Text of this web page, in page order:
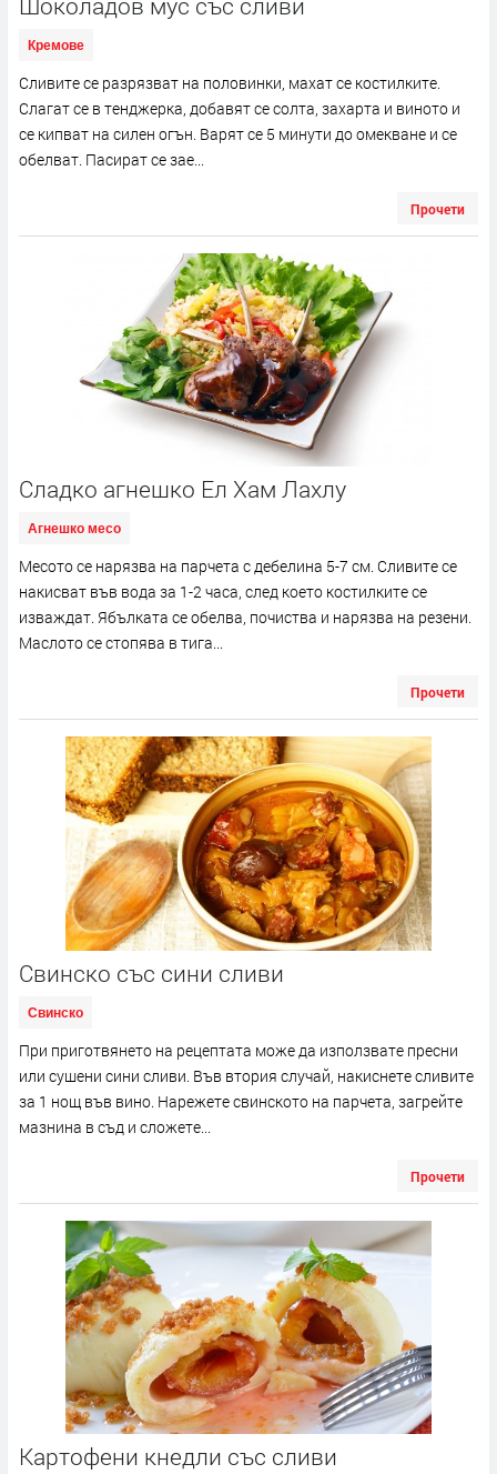
Кремове
Сливите се разрязват на половинки, махат се костилките.
Слагат се в тенджерка, добавят се солта, захарта и виното и
се кипват на силен огън. Варят се 5 минути до омекване и се
обелват. Пасират се зае...
Прочети
Сладко агнешко Ел Хам Лахлу
Агнешко месо
Месото се нарязва на парчета с дебелина 5-7 см. Сливите се
накисват във вода за 1-2 часа, след което костилките се
изваждат. Ябълката се обелва, почиства и нарязва на резени.
Маслото се стопява в тига...
Прочети
Свинско със сини сливи
Свинско
При приготвянето на рецептата може да използвате пресни
или сушени сини сливи. Във втория случай, накиснете сливите
за 1 нощ във вино. Нарежете свинското на парчета, загрейте
мазнина в съд и сложете...
Прочети
Картофени кнедли със сливи